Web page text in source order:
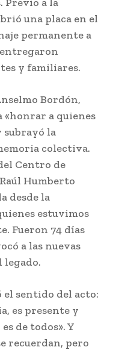
una placa en el
permanente a
y familiares.
Bordón,
«honrar a quienes
subrayó la
colectiva.
Centro de
Humberto
desde la
estuvimos
Fueron 74 días
a las nuevas
legado.
sentido del acto:
es presente y
de todos». Y
recuerdan, pero